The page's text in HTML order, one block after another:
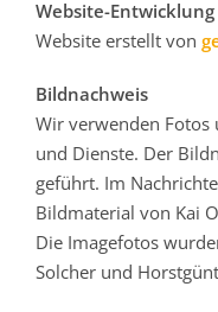
Website-Entwicklung
Website erstellt von
Bildnachweis
Wir verwenden Fotos
und Dienste. Der
geführt. Im
Bildmaterial von Kai
Die Imagefotos
Solcher und